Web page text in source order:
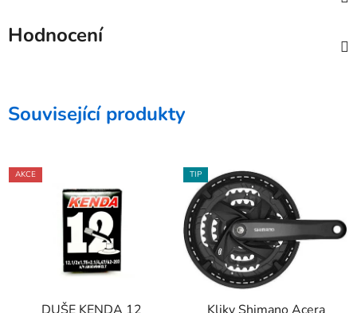
Hodnocení
Související produkty
AKCE TIP